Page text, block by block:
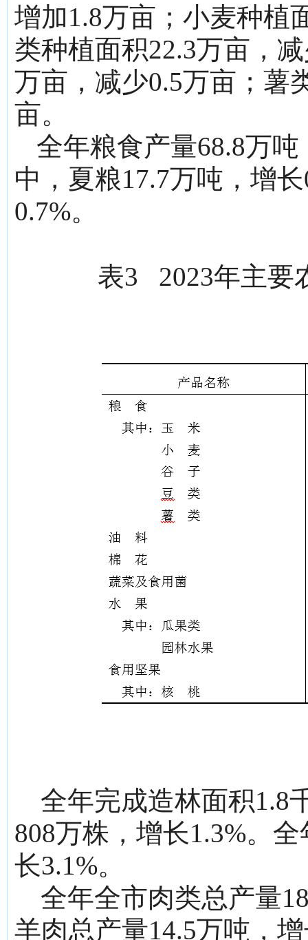
增加1.8万亩；小麦种植
类种植面积22.3万亩，
万亩，减少0.5万亩；薯
亩。
全年粮食产量68.8万
中，夏粮17.7万吨，增
0.7%。
表3 2023年主要
全年完成造林面积1.8
808万株，增长1.3%。
长3.1%。
全年全市肉类总产量
羊肉总产量14.5万吨，